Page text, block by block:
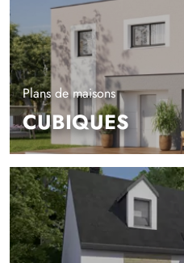
Plans de maisons
CUBIQUES